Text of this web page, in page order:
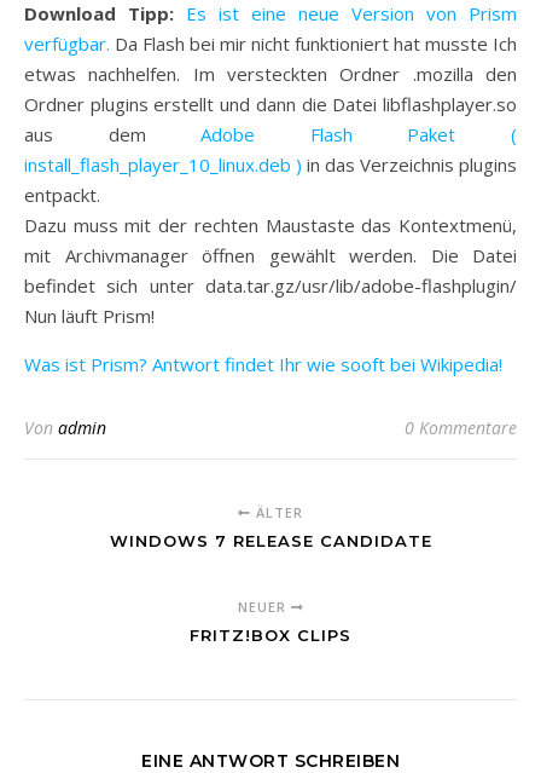
Download Tipp: Es ist eine neue Version von Prism
verfügbar. Da Flash bei mir nicht funktioniert hat musste Ich
etwas nachhelfen. Im versteckten Ordner .mozilla den
Ordner plugins erstellt und dann die Datei libflashplayer.so
aus demAdobe Flash Paket (
install_flash_player_10_linux.deb ) in das Verzeichnis plugins
entpackt.
Dazu muss mit der rechten Maustaste das Kontextmenü,
mit Archivmanager öffnen gewählt werden. Die Datei
befindet sich unter data.tar.gz/usr/lib/adobe-flashplugin/
Nun läuft Prism!
Was ist Prism? Antwort findet Ihr wie sooft bei Wikipedia!
Von admin 0 Kommentare
ÄLTER
WINDOWS 7 RELEASE CANDIDATE
NEUER
FRITZ!BOX CLIPS
EINE ANTWORT SCHREIBEN